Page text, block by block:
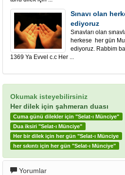
Sınavı olan
ediyoruz
Sınavları olan
herkese her gün
ediyoruz. Rabbim
1369 Ya Evvel c.c Her ...
Okumak isteyebilirsiniz
Her dilek için şahmeran duası
Cuma günü dilekler için "Selat-ı Münciye"
Dua iksiri "Selat-ı Münciye"
Her bir dilek için her gün "Selat-ı Münciye
her sıkıntı için her gün "Selat-ı Münciye"
Yorumlar